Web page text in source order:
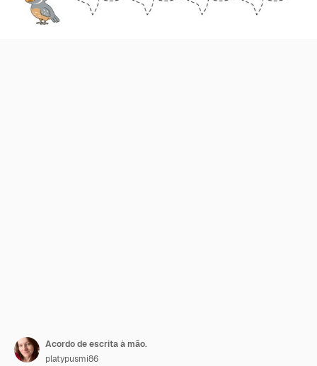
Acordo de escrita à mão.
platypusmi86